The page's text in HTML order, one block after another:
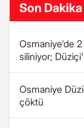
Son
Osmaniye'de
siliniyor;
Osmaniye
çöktü